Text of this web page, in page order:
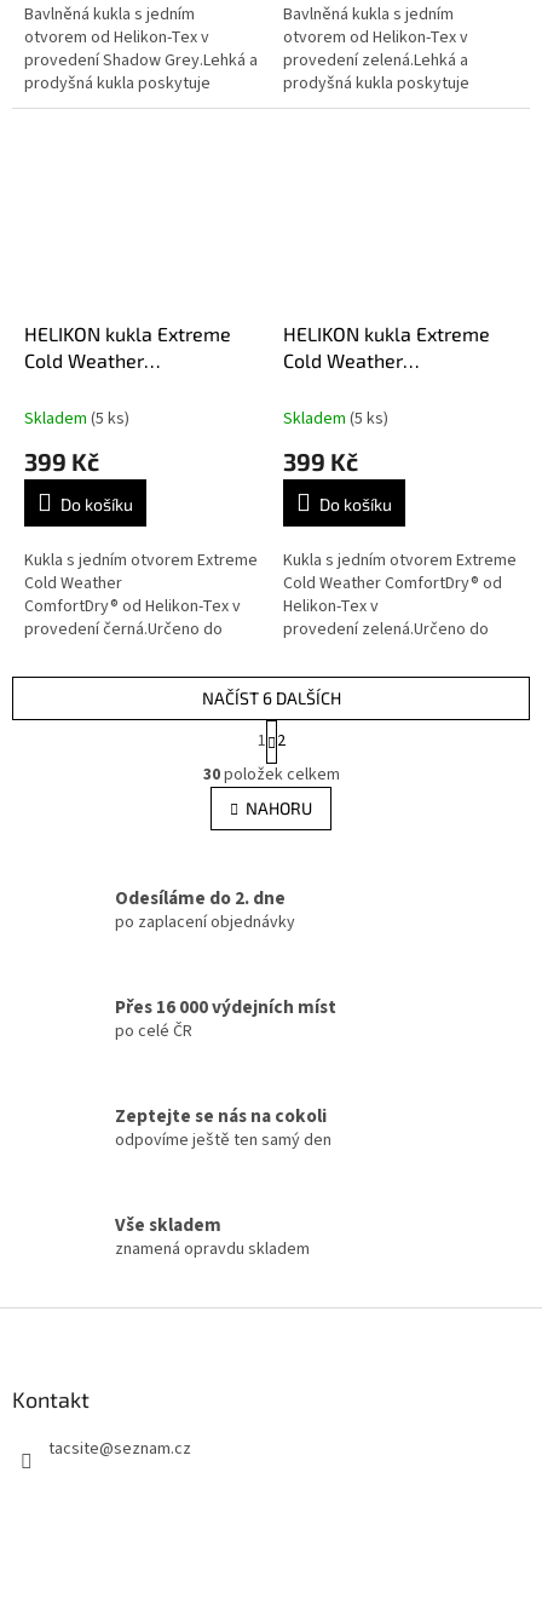
Bavlněná kukla s jedním
otvorem od Helikon-Tex v
provedení Shadow Grey.Lehká a
prodyšná kukla poskytuje
základní ochranu a krytí
Bavlněná kukla s jedním
otvorem od Helikon-Tex v
provedení zelená.Lehká a
prodyšná kukla poskytuje
základní ochranu a krytí
HELIKON kukla Extreme
Cold Weather
Skladem (5 ks)
399 Kč
Do košíku
Kukla s jedním otvorem Extreme
Cold Weather
ComfortDry® od Helikon-Tex v
provedení černá.Určeno do
podmínek.Lehký a prodyšný
materiál poskytuje okamžité...
HELIKON kukla Extreme
Cold Weather
Skladem (5 ks)
399 Kč
Do košíku
Kukla s jedním otvorem Extreme
Cold Weather ComfortDry® od
Helikon-Tex v
provedení zelená.Určeno do
podmínek.Lehký a prodyšný
materiál poskytuje okamžité...
O
v
l
á
c
í
v
k
p
i
s
NAČÍST 6 DALŠÍCH
S
t
r
á
n
k
á
n
í
1 2
30položek celkem
NAHORU
Odesíláme do 2. dne
po zaplacení objednávky
Přes 16 000 výdejních míst
po celé ČR
Zeptejte se nás na cokoli
odpovíme ještě ten samý den
Vše skladem
znamená opravdu skladem
Kontakt
tacsite@seznam.cz